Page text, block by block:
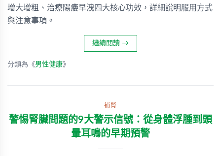
增大增粗、治療陽痿早洩四大核心功效，詳細說明服用方式
與注意事項。
繼續閱讀 →
分類為《男性健康》
補腎
警惕腎臟問題的9大警示信號：從身體浮腫到頭
暈耳鳴的早期預警